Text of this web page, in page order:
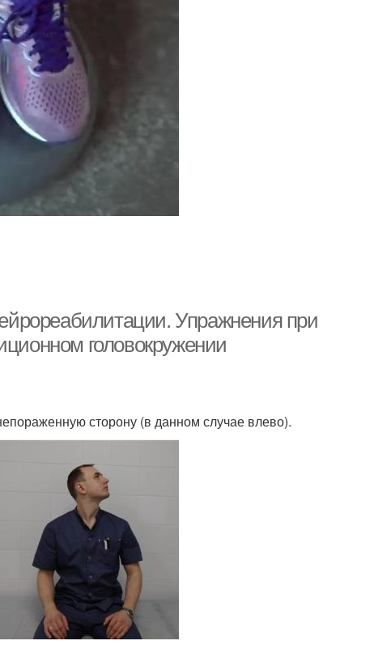
Упражнения при
головокружении
сторону (в данном случае влево).